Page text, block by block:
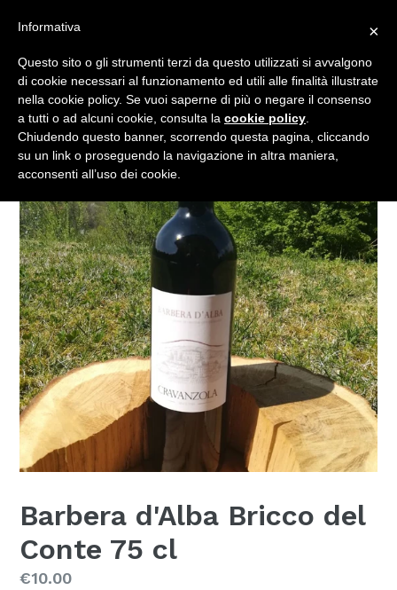
Barbera d'Alba Bricco del
Conte 75 cl
Prezzo
€10.00
×
Informativa
Questo sito o gli strumenti terzi da questo utilizzati si avvalgono
di cookie necessari al funzionamento ed utili alle finalità illustrate
nella cookie policy. Se vuoi saperne di più o negare il consenso
a tutti o ad alcuni cookie, consulta la cookie policy.
Chiudendo questo banner, scorrendo questa pagina, cliccando
su un link o proseguendo la navigazione in altra maniera,
acconsenti all’uso dei cookie.